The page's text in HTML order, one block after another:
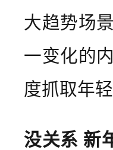
大趋势场
一变化的
度抓取年
没关系 新